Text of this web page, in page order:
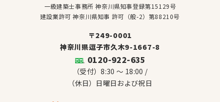
一級建築士事務所 神奈川県知事登録第15129号
建設業許可 神奈川県知事 許可（般-2）第88210号
〒249-0001
神奈川県逗子市久木9-1667-8
0120-922-635
（受付）8:30 ～ 18:00 /
（休日）日曜日および祝日